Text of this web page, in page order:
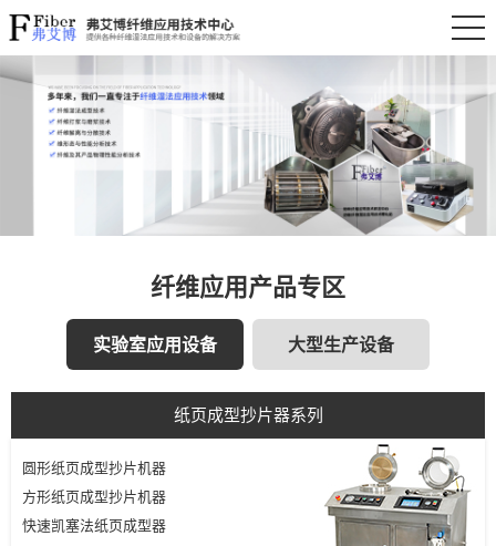
纤维应用产品专区
实验室应用设备 大型生产设备
纸页成型抄片器系列
圆形纸页成型抄片机器
方形纸页成型抄片机器
快速凯塞法纸页成型器